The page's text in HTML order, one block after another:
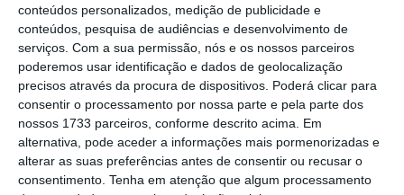
conteúdos personalizados, medição de publicidade e
conteúdos, pesquisa de audiências e desenvolvimento de
serviços. Com a sua permissão, nós e os nossos parceiros
poderemos usar identificação e dados de geolocalização
precisos através da procura de dispositivos. Poderá clicar para
consentir o processamento por nossa parte e pela parte dos
nossos 1733 parceiros, conforme descrito acima. Em
alternativa, pode aceder a informações mais pormenorizadas e
alterar as suas preferências antes de consentir ou recusar o
consentimento. Tenha em atenção que algum processamento
Na queixa, o SJ considera que as mudanças
introduzidas pelo modelo de governação da
empresa, consagradas nos novos estatutos
publicados em 28 de janeiro de 2026, agravam os
riscos de ingerência externa na agência, “desde
logo de influência política e de controlo sobre a